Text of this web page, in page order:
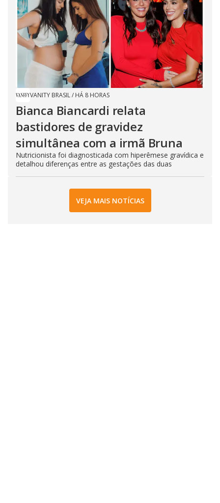
VANITY BRASIL/ HÁ 8 HORAS
Bianca Biancardi relata
bastidores de gravidez
simultânea com a irmã Bruna
Nutricionista foi diagnosticada com hiperêmese gravídica e
detalhou diferenças entre as gestações das duas
VEJA MAIS NOTÍCIAS